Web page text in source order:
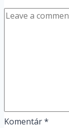
Komentár*